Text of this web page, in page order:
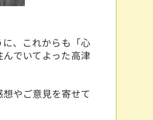
、これからも「心
でいてよった高津
やご意見を寄せて